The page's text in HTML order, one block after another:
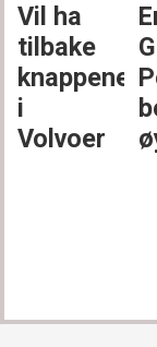
Vil ha
tilbake
knappene
i
Volvoer